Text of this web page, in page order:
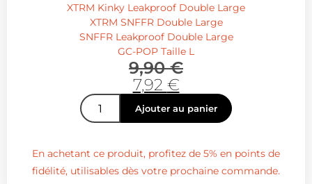
XTRM Kinky Leakproof Double Large
XTRM SNFFR Double Large
SNFFR Leakproof Double Large
GC-POP Taille L
9,90€
7,92 €
Ajouter au panier
En achetant ce produit, profitez de 5% en points de
fidélité, utilisables dès votre prochaine commande.